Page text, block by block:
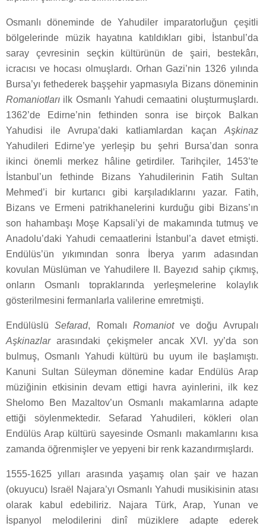
Osmanlı döneminde de Yahudiler imparatorluğun çeşitli
bölgelerinde müzik hayatına katıldıkları gibi, İstanbul’da
saray çevresinin seçkin kültürünün de şairi, bestekârı,
icracısı ve hocası olmuşlardı. Orhan Gazi’nin 1326 yılında
Bursa’yı fethederek başşehir yapmasıyla Bizans döneminin
Romaniotları ilk Osmanlı Yahudi cemaatini oluşturmuşlardı.
1362’de Edirne’nin fethinden sonra ise birçok Balkan
Yahudisi ile Avrupa’daki katliamlardan kaçan Aşkinaz
Yahudileri Edirne’ye yerleşip bu şehri Bursa’dan sonra
ikinci önemli merkez hâline getirdiler. Tarihçiler, 1453’te
İstanbul’un fethinde Bizans Yahudilerinin Fatih Sultan
Mehmed’i bir kurtarıcı gibi karşıladıklarını yazar. Fatih,
Bizans ve Ermeni patrikhanelerini kurduğu gibi Bizans’ın
son hahambaşı Moşe Kapsali’yi de makamında tutmuş ve
Anadolu’daki Yahudi cemaatlerini İstanbul’a davet etmişti.
Endülüs’ün yıkımından sonra İberya yarım adasından
kovulan Müslüman ve Yahudilere II. Bayezıd sahip çıkmış,
onların Osmanlı topraklarında yerleşmelerine kolaylık
gösterilmesini fermanlarla valilerine emretmişti.
EndülüslüSefarad, Romalı Romaniotve doğu Avrupalı
Aşkinazlararasındaki çekişmeler ancak XVI. yy’da son
bulmuş, Osmanlı Yahudi kültürü bu uyum ile başlamıştı.
Kanuni Sultan Süleyman dönemine kadar Endülüs Arap
müziğinin etkisinin devam ettigi havra ayinlerini, ilk kez
Shelomo Ben Mazaltov’un Osmanlı makamlarına adapte
ettiği söylenmektedir. Sefarad Yahudileri, kökleri olan
Endülüs Arap kültürü sayesinde Osmanlı makamlarını kısa
zamanda öğrenmişler ve yepyeni bir renk kazandırmışlardı.
1555-1625 yılları arasında yaşamış olan şair ve hazan
(okuyucu) Israël Najara’yı Osmanlı Yahudi musikisinin atası
olarak kabul edebiliriz. Najara Türk, Arap, Yunan ve
İspanyol melodilerini dinî müziklere adapte ederek